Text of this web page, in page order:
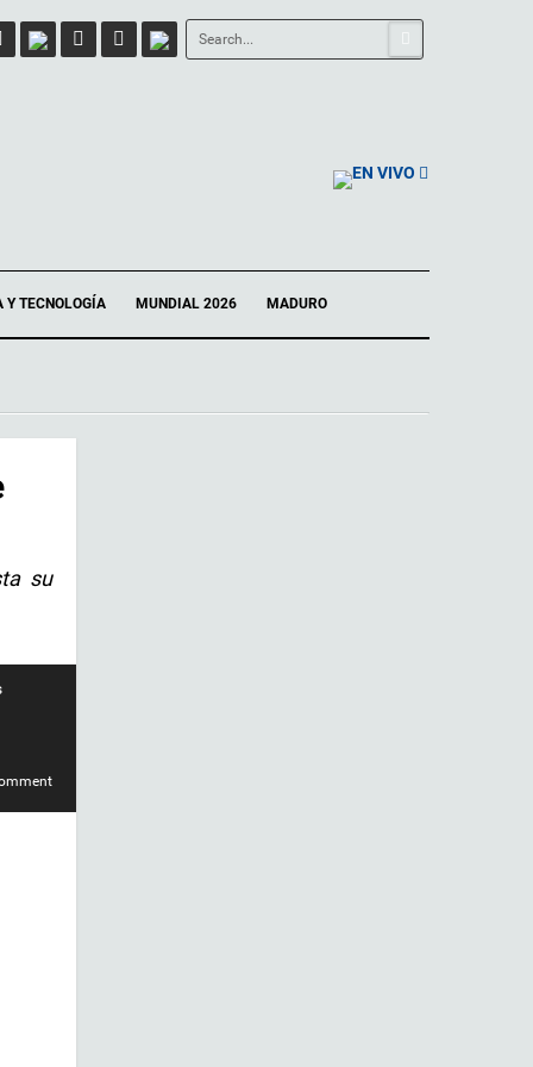
EN VIVO
Y TECNOLOGÍA MUNDIAL 2026 MADURO
su